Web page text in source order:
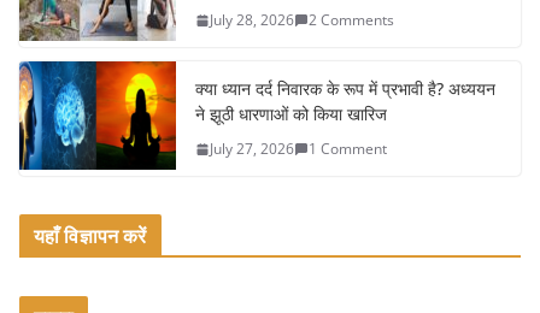
July 28, 2026 2 Comments
क्या ध्यान दर्द निवारक के रूप में प्रभावी है? अध्ययन
ने झूठी धारणाओं को किया खारिज
July 27, 2026 1 Comment
यहाँ विज्ञापन करें